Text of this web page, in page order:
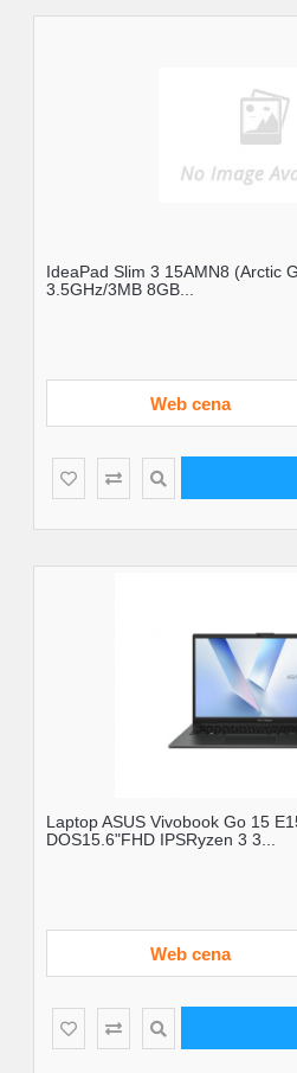
IdeaPad Slim 3 15AMN8 (Arctic
3.5GHz/3MB 8GB...
Web cena
Laptop ASUS Vivobook Go 15
DOS15.6"FHD IPSRyzen 3 3...
Web cena